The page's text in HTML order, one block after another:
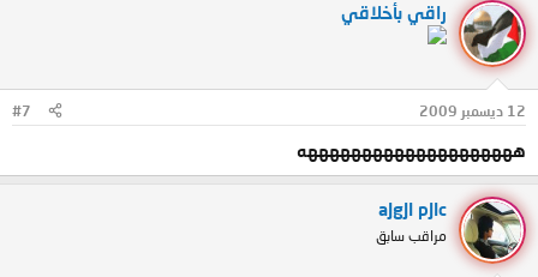
راقي بأخلاقي
12 ديسمبر 2009 #7
ههههههههههههههههههههه
aJgJI pJIc
مراقب سابق